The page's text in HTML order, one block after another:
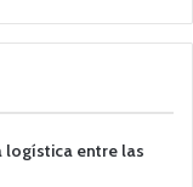
logística entre las